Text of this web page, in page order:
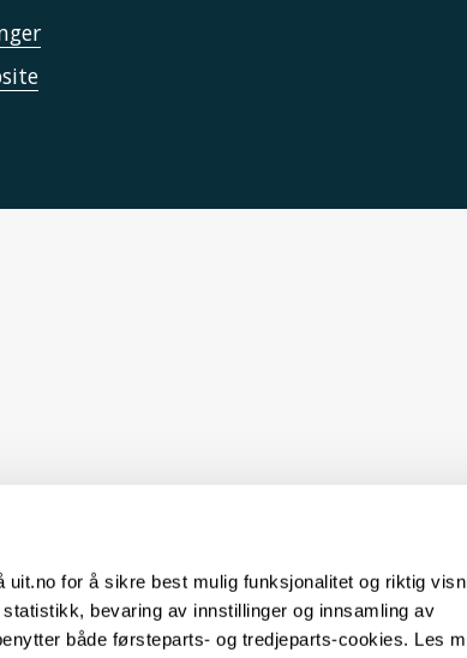
for å sikre best mulig funksjonalitet og riktig
bevaring av innstillinger og innsamling av
både førsteparts- og tredjeparts-cookies. Les